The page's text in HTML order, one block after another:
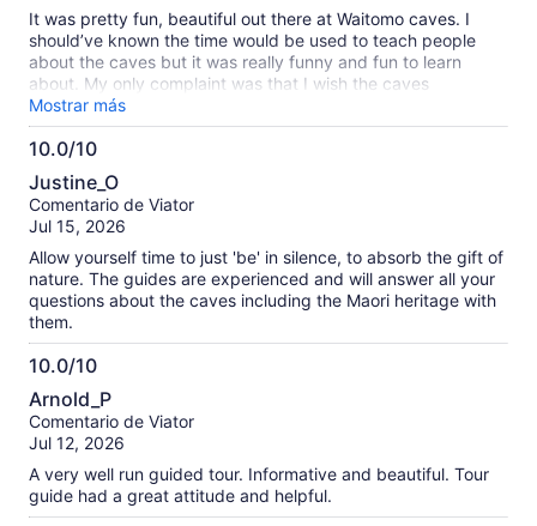
It was pretty fun, beautiful out there at Waitomo caves. I
should’ve known the time would be used to teach people
about the caves but it was really funny and fun to learn
about. My only complaint was that I wish the caves
experience was longer but great for a family.
Mostrar más
10.0/10
10.0
de
10
Justine_O
Comentario de Viator
Jul 15, 2026
Allow yourself time to just 'be' in silence, to absorb the gift of
nature. The guides are experienced and will answer all your
questions about the caves including the Maori heritage with
them.
10.0/10
10.0
de
10
Arnold_P
Comentario de Viator
Jul 12, 2026
A very well run guided tour. Informative and beautiful. Tour
guide had a great attitude and helpful.